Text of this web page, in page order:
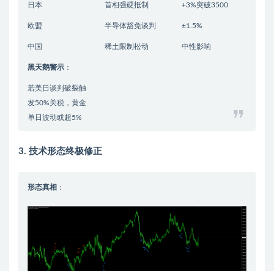
日本 首相强硬抵制 +3%突破3500
欧盟 半导体豁免谈判 ±1.5%
中国 稀土限制松动 中性影响
黑天鹅警示 ：
若美日谈判破裂触
发50%关税，黄金
单日波动或超5%
3. 技术形态终极修正
形态真相 ：